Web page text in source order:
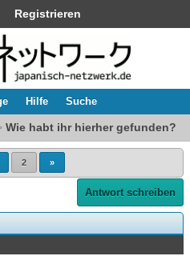
Registrieren
Hilfe Suche
Wie habt ihr hierher gefunden?
2 »
Antwort schreiben